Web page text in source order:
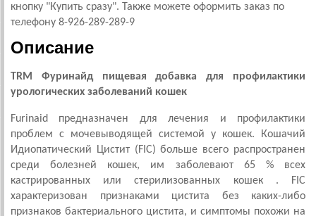
кнопку "Купить сразу". Также можете оформить заказ по
телефону 8-926-289-289-9
Описание
TRM Фуринайд пищевая добавка для профилактики
урологических заболеваний кошек
Furinaid предназначен для лечения и профилактики
проблем с мочевыводящей системой у кошек. Кошачий
Идиопатический Цистит (FIC) больше всего распространен
среди болезней кошек, им заболевают 65 % всех
кастрированных или стерилизованных кошек . FIC
характеризован признаками цистита без каких-либо
признаков бактериального цистита, и симптомы похожи на